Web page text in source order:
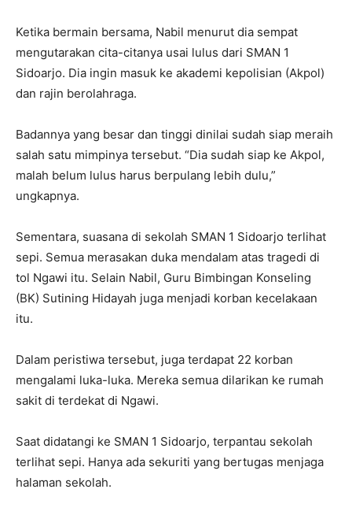
Ketika bermain bersama, Nabil menurut dia sempat
mengutarakan cita-citanya usai lulus dari SMAN 1
Sidoarjo. Dia ingin masuk ke akademi kepolisian (Akpol)
dan rajin berolahraga.
Badannya yang besar dan tinggi dinilai sudah siap meraih
salah satu mimpinya tersebut. “Dia sudah siap ke Akpol,
malah belum lulus harus berpulang lebih dulu,”
ungkapnya.
Sementara, suasana di sekolah SMAN 1 Sidoarjo terlihat
sepi. Semua merasakan duka mendalam atas tragedi di
tol Ngawi itu. Selain Nabil, Guru Bimbingan Konseling
(BK) Sutining Hidayah juga menjadi korban kecelakaan
itu.
Dalam peristiwa tersebut, juga terdapat 22 korban
mengalami luka-luka. Mereka semua dilarikan ke rumah
sakit di terdekat di Ngawi.
Saat didatangi ke SMAN 1 Sidoarjo, terpantau sekolah
terlihat sepi. Hanya ada sekuriti yang bertugas menjaga
halaman sekolah.